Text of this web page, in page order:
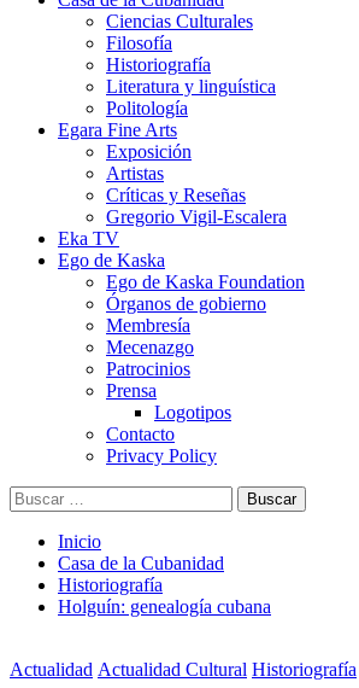
Ciencias Culturales
Filosofía
Historiografía
Literatura y linguística
Politología
Egara Fine Arts
Exposición
Artistas
Críticas y Reseñas
Gregorio Vigil-Escalera
Eka TV
Ego de Kaska
Ego de Kaska Foundation
Órganos de gobierno
Membresía
Mecenazgo
Patrocinios
Prensa
Logotipos
Contacto
Privacy Policy
Buscar:
Inicio
Casa de la Cubanidad
Historiografía
Holguín: genealogía cubana
Actualidad Actualidad Cultural Historiografía